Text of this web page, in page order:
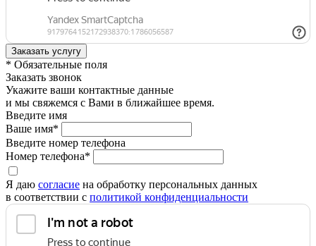
* Обязательные поля
Заказать звонок
Укажите ваши контактные данные
и мы свяжемся с Вами в ближайшее время.
Введите имя
Ваше имя*
Введите номер телефона
Номер телефона*
Я даю согласие на обработку персональных данных
в соответствии с политикой конфиденциальности